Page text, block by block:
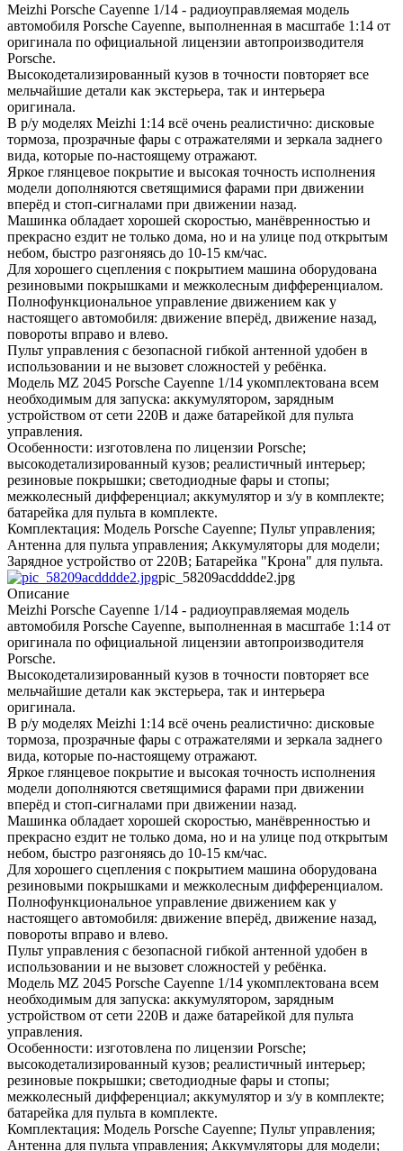
Meizhi Porsche Cayenne 1/14 - радиоуправляемая модель
автомобиля Porsche Cayenne, выполненная в масштабе 1:14 от
оригинала по официальной лицензии автопроизводителя
Porsche.
Высокодетализированный кузов в точности повторяет все
мельчайшие детали как экстерьера, так и интерьера
оригинала.
В р/у моделях Meizhi 1:14 всё очень реалистично: дисковые
тормоза, прозрачные фары с отражателями и зеркала заднего
вида, которые по-настоящему отражают.
Яркое глянцевое покрытие и высокая точность исполнения
модели дополняются светящимися фарами при движении
вперёд и стоп-сигналами при движении назад.
Машинка обладает хорошей скоростью, манёвренностью и
прекрасно ездит не только дома, но и на улице под открытым
небом, быстро разгоняясь до 10-15 км/час.
Для хорошего сцепления с покрытием машина оборудована
резиновыми покрышками и межколесным дифференциалом.
Полнофункциональное управление движением как у
настоящего автомобиля: движение вперёд, движение назад,
повороты вправо и влево.
Пульт управления с безопасной гибкой антенной удобен в
использовании и не вызовет сложностей у ребёнка.
Модель MZ 2045 Porsche Cayenne 1/14 укомплектована всем
необходимым для запуска: аккумулятором, зарядным
устройством от сети 220В и даже батарейкой для пульта
управления.
Особенности: изготовлена по лицензии Porsche;
высокодетализированный кузов; реалистичный интерьер;
резиновые покрышки; светодиодные фары и стопы;
межколесный дифференциал; аккумулятор и з/у в комплекте;
батарейка для пульта в комплекте.
Комплектация: Модель Porsche Cayenne; Пульт управления;
Антенна для пульта управления; Аккумуляторы для модели;
Зарядное устройство от 220В; Батарейка "Крона" для пульта.
pic_58209acdddde2.jpg
Описание
Meizhi Porsche Cayenne 1/14 - радиоуправляемая модель
автомобиля Porsche Cayenne, выполненная в масштабе 1:14 от
оригинала по официальной лицензии автопроизводителя
Porsche.
Высокодетализированный кузов в точности повторяет все
мельчайшие детали как экстерьера, так и интерьера
оригинала.
В р/у моделях Meizhi 1:14 всё очень реалистично: дисковые
тормоза, прозрачные фары с отражателями и зеркала заднего
вида, которые по-настоящему отражают.
Яркое глянцевое покрытие и высокая точность исполнения
модели дополняются светящимися фарами при движении
вперёд и стоп-сигналами при движении назад.
Машинка обладает хорошей скоростью, манёвренностью и
прекрасно ездит не только дома, но и на улице под открытым
небом, быстро разгоняясь до 10-15 км/час.
Для хорошего сцепления с покрытием машина оборудована
резиновыми покрышками и межколесным дифференциалом.
Полнофункциональное управление движением как у
настоящего автомобиля: движение вперёд, движение назад,
повороты вправо и влево.
Пульт управления с безопасной гибкой антенной удобен в
использовании и не вызовет сложностей у ребёнка.
Модель MZ 2045 Porsche Cayenne 1/14 укомплектована всем
необходимым для запуска: аккумулятором, зарядным
устройством от сети 220В и даже батарейкой для пульта
управления.
Особенности: изготовлена по лицензии Porsche;
высокодетализированный кузов; реалистичный интерьер;
резиновые покрышки; светодиодные фары и стопы;
межколесный дифференциал; аккумулятор и з/у в комплекте;
батарейка для пульта в комплекте.
Комплектация: Модель Porsche Cayenne; Пульт управления;
Антенна для пульта управления; Аккумуляторы для модели;